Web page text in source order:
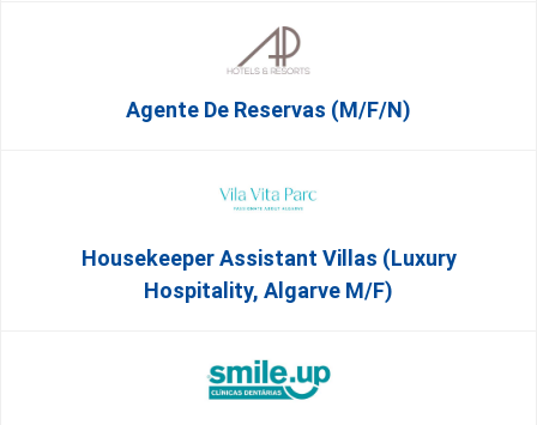
Agente De Reservas (M/F/N)
Housekeeper Assistant Villas (Luxury
Hospitality, Algarve M/F)